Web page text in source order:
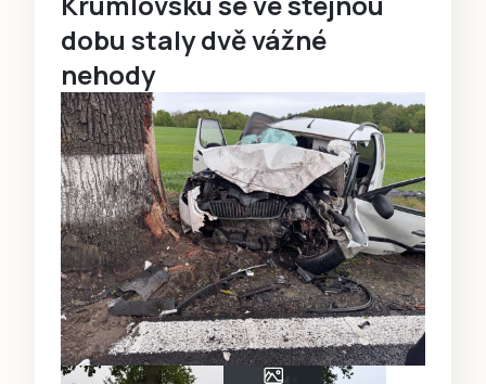
dobu staly dvě vážné
nehody